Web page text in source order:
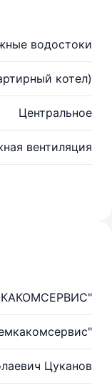
водостоки
котел)
Центральное
вентиляция
Цуканов